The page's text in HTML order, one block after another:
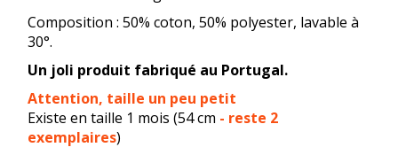
Composition : 50% coton, 50% polyester, lavable à
30°.
Un joli produit fabriqué au Portugal.
Attention, taille un peu petit
Existe en taille 1 mois (54 cm - reste 2
exemplaires)